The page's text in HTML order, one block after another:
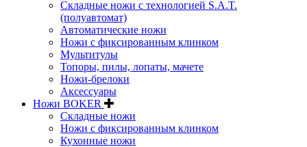
Складные ножи с технологией S.A.T.
(полуавтомат)
Автоматические ножи
Ножи с фиксированным клинком
Мультитулы
Топоры, пилы, лопаты, мачете
Ножи-брелоки
Аксессуары
Ножи BOKER
Складные ножи
Ножи с фиксированным клинком
Кухонные ножи